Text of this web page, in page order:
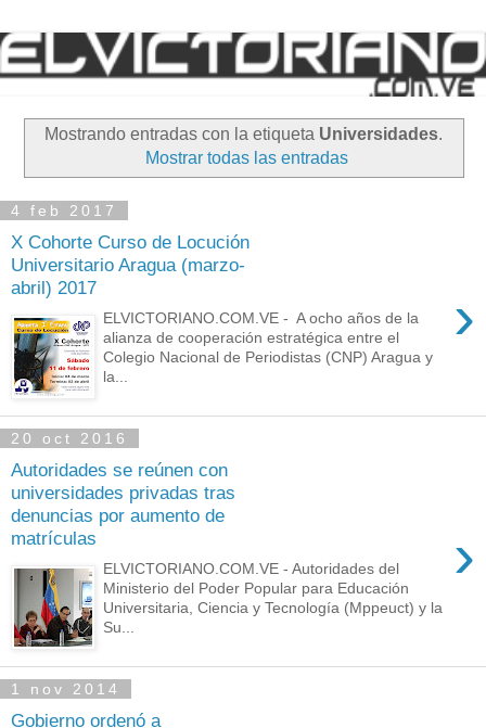
Mostrando entradas con la etiqueta Universidades.
Mostrar todas las entradas
4 feb 2017
X Cohorte Curso de Locución
Universitario Aragua (marzo-
abril) 2017
›
ELVICTORIANO.COM.VE - A ocho años de la
alianza de cooperación estratégica entre el
Colegio Nacional de Periodistas (CNP) Aragua y
la...
20 oct 2016
Autoridades se reúnen con
universidades privadas tras
denuncias por aumento de
matrículas
›
ELVICTORIANO.COM.VE - Autoridades del
Ministerio del Poder Popular para Educación
Universitaria, Ciencia y Tecnología (Mppeuct) y la
Su...
1 nov 2014
Gobierno ordenó a